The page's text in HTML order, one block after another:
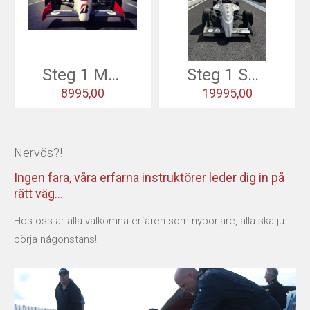
USED CARS & BIKES
AGILE SVERIGE
KUNDTJÄNST
Steg 1 Mantorp Park
8995,00
Steg 1 Spanien
19995,00
Nervös?!
Ingen fara, våra erfarna instruktörer leder dig in på
rätt väg...
Hos oss är alla välkomna erfaren som nybörjare, alla ska ju
börja någonstans!